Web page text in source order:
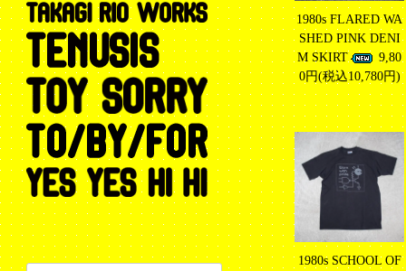
1980s FLARED WA
SHED PINK DENI
M SKIRT
9,80
0円(税込10,780円)
1980s SCHOOL OF